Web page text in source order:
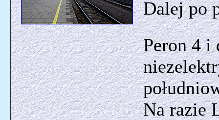
Dalej po
Peron 4 i
Na razie